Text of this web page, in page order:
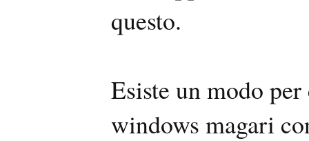
questo.
Esiste un modo
windows magari